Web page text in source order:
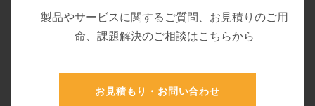
製品やサービスに関するご質問、お見積りのご用
命、課題解決のご相談はこちらから
お見積もり・お問い合わせ